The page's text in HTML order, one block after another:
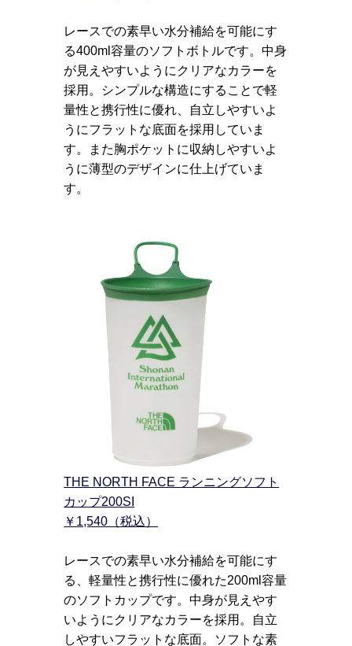
レースでの素早い水分補給を可能にす
る400ml容量のソフトボトルです。中身
が見えやすいようにクリアなカラーを
採用。シンプルな構造にすることで軽
量性と携行性に優れ、自立しやすいよ
うにフラットな底面を採用していま
す。また胸ポケットに収納しやすいよ
うに薄型のデザインに仕上げていま
す。
THE NORTH FACE ランニングソフト
カップ200SI
￥1,540（税込）
レースでの素早い水分補給を可能にす
る、軽量性と携行性に優れた200ml容量
のソフトカップです。中身が見えやす
いようにクリアなカラーを採用。自立
しやすいフラットな底面。ソフトな素